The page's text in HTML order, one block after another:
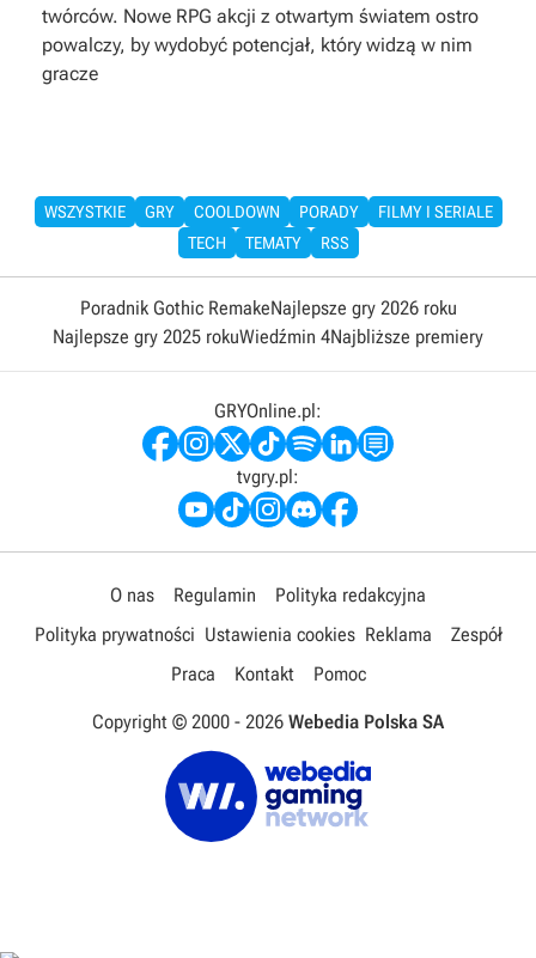
twórców. Nowe RPG akcji z otwartym światem ostro
powalczy, by wydobyć potencjał, który widzą w nim
gracze
WSZYSTKIE GRY COOLDOWN PORADY
FILMY I SERIALE
TECH
TEMATY RSS
Poradnik Gothic RemakeNajlepsze gry 2026 roku
Najlepsze gry 2025 rokuWiedźmin 4Najbliższe premiery
GRYOnline.pl:
tvgry.pl:
O nas Regulamin
Polityka redakcyjna
Polityka prywatności Ustawienia cookies Reklama
Zespół
Praca
Kontakt Pomoc
Copyright © 2000 - 2026 Webedia Polska SA